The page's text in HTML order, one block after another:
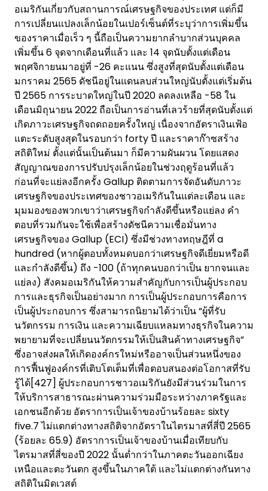
อเมริกันเกี่ยวกับสถานการณ์เศรษฐกิจของประเทศ แต่ก็มี
การเปลี่ยนแปลงเล็กน้อยในเปอร์เซ็นต์ที่ระบุว่าการเพิ่มขึ้น
ของราคาเมื่อเร็ว ๆ นี้ถือเป็นความยากลำบากส่วนบุคคล
เพิ่มขึ้น 6 จุดจากเดือนที่แล้ว และ 14 จุดนับตั้งแต่เดือน
พฤศจิกายนมาอยู่ที่ -26 คะแนน ซึ่งสูงที่สุดนับตั้งแต่เดือน
มกราคม 2565 ดัชนีอยู่ในแดนลบส่วนใหญ่นับตั้งแต่เริ่มต้น
ปี 2565 การระบาดใหญ่ในปี 2020 ลดลงเหลือ -58 ใน
เดือนมิถุนายน 2022 ถือเป็นการอ่านที่เลวร้ายที่สุดนับตั้งแต่
เกิดภาวะเศรษฐกิจถดถอยครั้งใหญ่ เนื่องจากอัตราเงินเฟ้อ
แตะระดับสูงสุดในรอบกว่า forty ปี และราคาก๊าซสร้าง
สถิติใหม่ ตั้งแต่นั้นเป็นต้นมา ก็มีความผันผวน โดยแสดง
สัญญาณของการปรับปรุงเล็กน้อยในช่วงฤดูร้อนที่แล้ว
ก่อนที่จะแย่ลงอีกครั้ง Gallup ติดตามการจัดอันดับภาวะ
เศรษฐกิจของประเทศของชาวอเมริกันในแต่ละเดือน และ
มุมมองของพวกเขาว่าเศรษฐกิจกำลังดีขึ้นหรือแย่ลง คำ
ตอบที่รวมกันจะใช้เพื่อสร้างดัชนีความเชื่อมั่นทาง
เศรษฐกิจของ Gallup (ECI) ซึ่งมีช่วงทางทฤษฎีที่ a
hundred (หากผู้ตอบทั้งหมดบอกว่าเศรษฐกิจดีเยี่ยมหรือดี
และกำลังดีขึ้น) ถึง -100 (ถ้าทุกคนบอกว่าเป็น ยากจนและ
แย่ลง) สังคมอเมริกันให้ความสำคัญกับการเป็นผู้ประกอบ
การและธุรกิจเป็นอย่างมาก การเป็นผู้ประกอบการคือการ
เป็นผู้ประกอบการ ซึ่งสามารถนิยามได้ว่าเป็น “ผู้ที่รับ
นวัตกรรม การเงิน และความเฉียบแหลมทางธุรกิจในความ
พยายามที่จะเปลี่ยนนวัตกรรมให้เป็นสินค้าทางเศรษฐกิจ”
ซึ่งอาจส่งผลให้เกิดองค์กรใหม่หรืออาจเป็นส่วนหนึ่งของ
การฟื้นฟูองค์กรที่เติบโตเต็มที่เพื่อตอบสนองต่อโอกาสที่รับ
รู้ได้[427] ผู้ประกอบการชาวอเมริกันยังมีส่วนร่วมในการ
ให้บริการสาธารณะผ่านความร่วมมือระหว่างภาครัฐและ
เอกชนอีกด้วย อัตราการเป็นเจ้าของบ้านร้อยละ sixty
five.7 ไม่แตกต่างทางสถิติจากอัตราในไตรมาสที่สี่ปี 2565
(ร้อยละ 65.9) อัตราการเป็นเจ้าของบ้านเมื่อเทียบกับ
ไตรมาสที่สี่ของปี 2022 นั้นต่ำกว่าในภาคตะวันออกเฉียง
เหนือและตะวันตก สูงขึ้นในภาคใต้ และไม่แตกต่างกันทาง
สถิติในมิดเวสต์